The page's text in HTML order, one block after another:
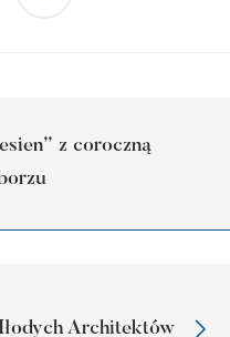
z coroczną
Architektów